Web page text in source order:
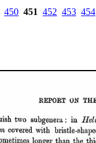
450 451 452 453 454